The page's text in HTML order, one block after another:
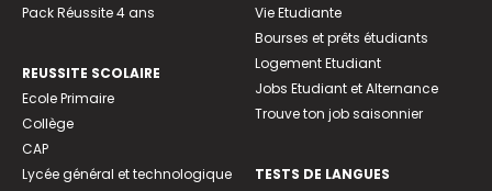
Pack Réussite 4 ans
REUSSITE SCOLAIRE
Ecole Primaire
Collège
CAP
Lycée général et technologique
Vie Etudiante
Bourses et prêts étudiants
Logement Etudiant
Jobs Etudiant et Alternance
Trouve ton job saisonnier
TESTS DE LANGUES